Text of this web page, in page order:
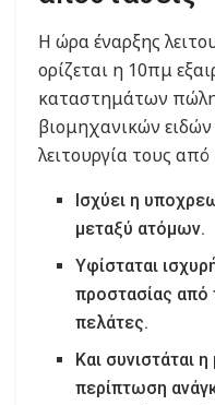
Η ώρα έναρξης
ορίζεται η 10πμ
καταστημάτων
βιομηχανικών
λειτουργία τους από
Ισχύει η
μεταξύ ατόμων.
Υφίσταται
προστασίας από
πελάτες.
Και συνιστάται
περίπτωση